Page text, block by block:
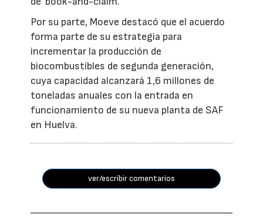
Por su parte, Moeve destacó que el acuerdo
forma parte de su estrategia para
incrementar la producción de
biocombustibles de segunda generación,
cuya capacidad alcanzará 1,6 millones de
toneladas anuales con la entrada en
funcionamiento de su nueva planta de SAF
en Huelva.
ver/escribir comentarios